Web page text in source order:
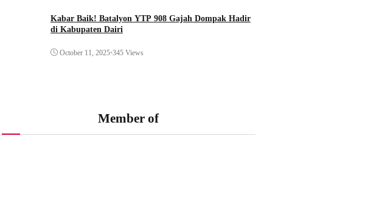
Kabar Baik! Batalyon YTP 908 Gajah Dompak Hadir
di Kabupaten Dairi
October 11, 2025•345 Views
Member of